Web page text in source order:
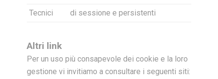
Tecnici
di sessione e persistenti
Altri link
Per un uso più consapevole dei cookie e la loro
gestione vi invitiamo a consultare i seguenti siti: